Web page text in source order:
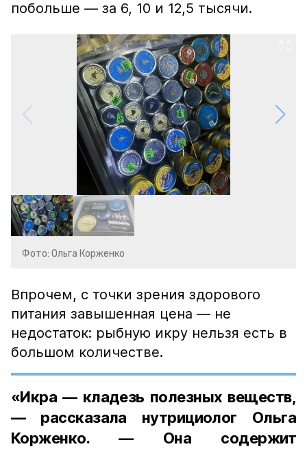
побольше — за 6, 10 и 12,5 тысячи.
Фото: Ольга Корженко
Впрочем, с точки зрения здорового
питания завышенная цена — не
недостаток: рыбную икру нельзя есть в
большом количестве.
«Икра — кладезь полезных веществ,
— рассказала нутрициолог Ольга
Корженко. — Она содержит